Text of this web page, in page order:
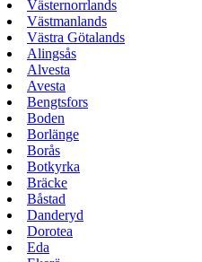
Västernorrlands
Västmanlands
Västra Götalands
Alingsås
Alvesta
Avesta
Bengtsfors
Boden
Borlänge
Borås
Botkyrka
Bräcke
Båstad
Danderyd
Dorotea
Eda